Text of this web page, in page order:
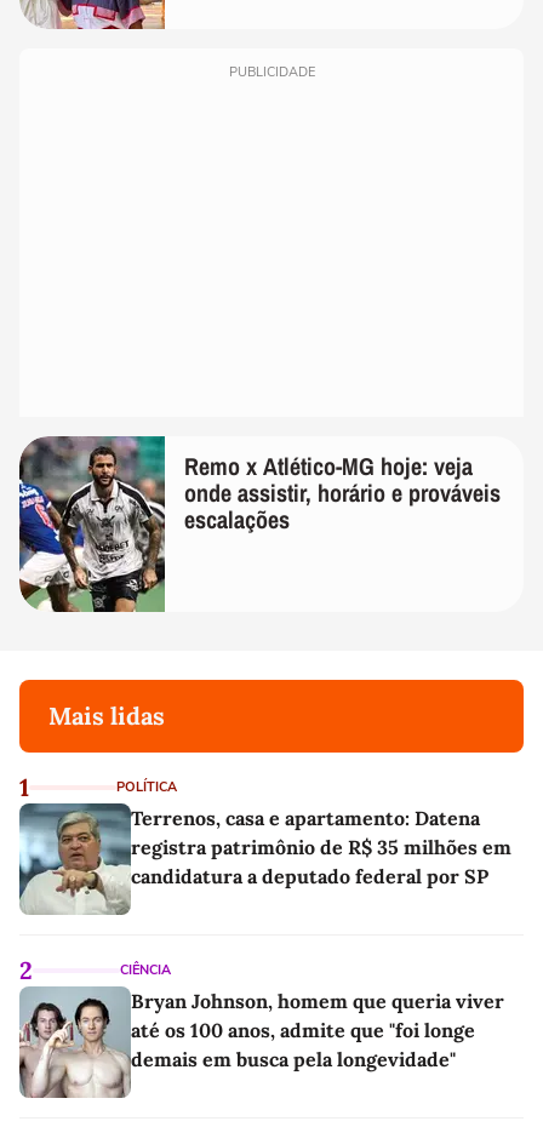
PUBLICIDADE
Remo x Atlético-MG hoje: veja
onde assistir, horário e prováveis
escalações
Mais lidas
1 POLÍTICA
Terrenos, casa e apartamento: Datena
registra patrimônio de R$ 35 milhões em
candidatura a deputado federal por SP
2 CIÊNCIA
Bryan Johnson, homem que queria viver
até os 100 anos, admite que "foi longe
demais em busca pela longevidade"